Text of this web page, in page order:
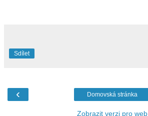
Sdílet
‹ Domovská stránka
Zobrazit verzi pro web